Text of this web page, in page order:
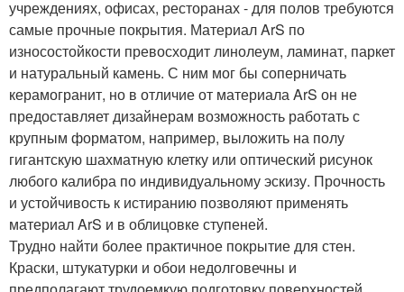
учреждениях, офисах, ресторанах - для полов требуются
самые прочные покрытия. Материал ArS по
износостойкости превосходит линолеум, ламинат, паркет
и натуральный камень. С ним мог бы соперничать
керамогранит, но в отличие от материала ArS он не
предоставляет дизайнерам возможность работать с
крупным форматом, например, выложить на полу
гигантскую шахматную клетку или оптический рисунок
любого калибра по индивидуальному эскизу. Прочность
и устойчивость к истиранию позволяют применять
материал ArS и в облицовке ступеней.
Трудно найти более практичное покрытие для стен.
Краски, штукатурки и обои недолговечны и